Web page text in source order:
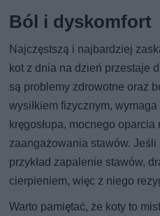
Ból i dyskomfort
Najczęstszą i najbardziej
kot z dnia na dzień przestaje
są problemy zdrowotne oraz
wysiłkiem fizycznym,
kręgosłupa, mocnego oparcia
zaangażowania stawów.
przykład zapalenie stawów,
cierpieniem, więc z niego
Warto pamiętać, że koty to